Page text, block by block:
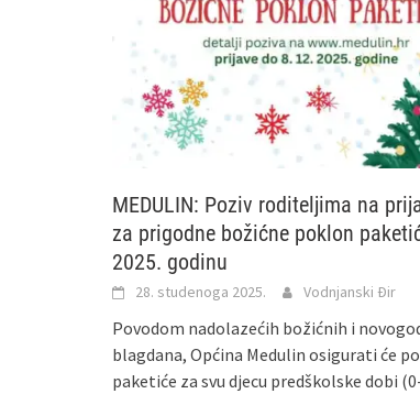
MEDULIN: Poziv roditeljima na
za prigodne božićne poklon
2025. godinu
28. studenoga 2025. Vodnjanski Đir
Povodom nadolazećih božićnih i
blagdana, Općina Medulin osigurati će
paketiće za svu djecu predškolske dobi